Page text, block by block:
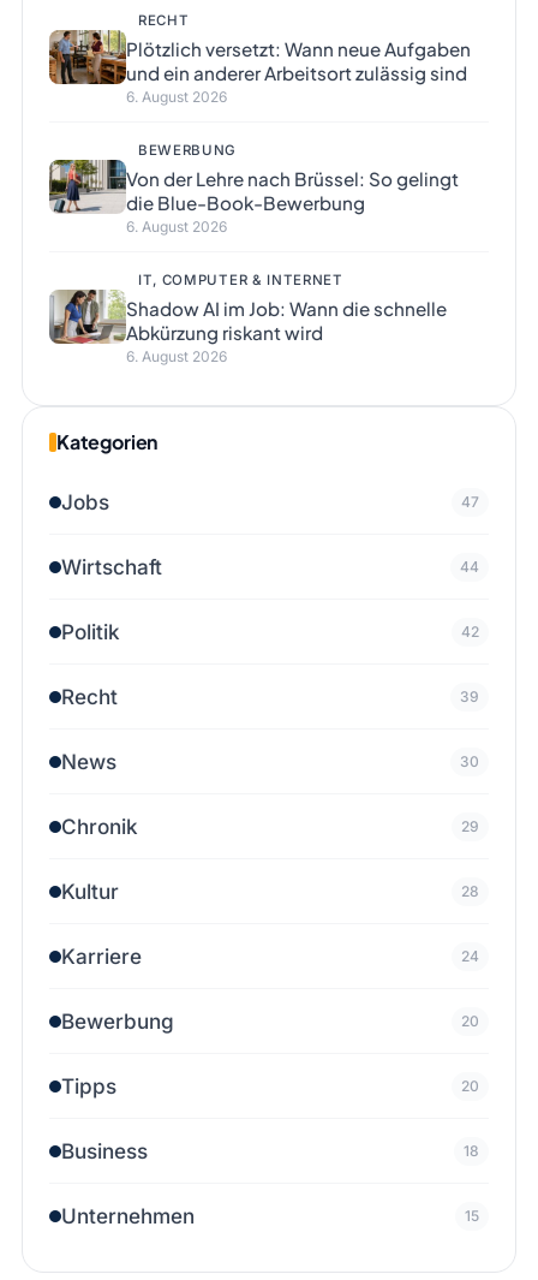
RECHT
Plötzlich versetzt: Wann neue Aufgaben
und ein anderer Arbeitsort zulässig sind
6. August 2026
BEWERBUNG
Von der Lehre nach Brüssel: So gelingt
die Blue-Book-Bewerbung
6. August 2026
IT, COMPUTER & INTERNET
Shadow AI im Job: Wann die schnelle
Abkürzung riskant wird
6. August 2026
Kategorien
Jobs 47
Wirtschaft 44
Politik 42
Recht 39
News 30
Chronik 29
Kultur 28
Karriere 24
Bewerbung 20
Tipps 20
Business 18
Unternehmen 15